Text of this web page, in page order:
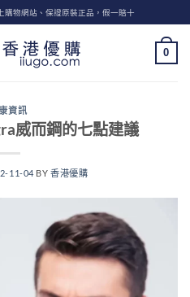
購物網站、保證原裝正品，假一賠十
0
資訊
威而鋼的七點建議
11-04 BY香港優購